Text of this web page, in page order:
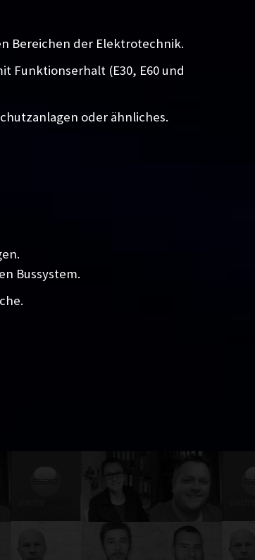
Bereichen der Elektrotechnik.
Funktionserhalt (E30, E60 und
oder ähnliches.
Bussystem.